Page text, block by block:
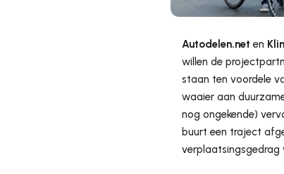
Autodelen.net en
willen de
staan ten voordele
waaier aan
nog ongekende)
buurt een traject
verplaatsingsgedrag